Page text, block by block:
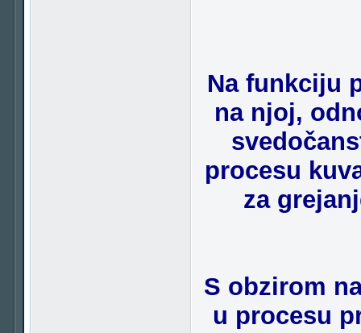
Na funkciju
na njoj,
procesu
za
S obzirom
u procesu